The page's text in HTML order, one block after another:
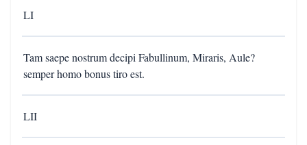
LI
Tam saepe nostrum decipi Fabullinum, Miraris, Aule?
semper homo bonus tiro est.
LII